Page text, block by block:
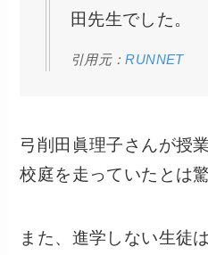
田先生でした。
引用元：RUNNET
弓削田眞理子さんが授
校庭を走っていたとは
また、進学しない生徒